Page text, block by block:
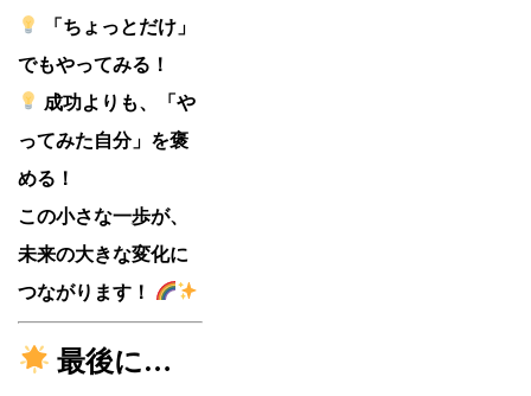
「ちょっとだけ」
でもやってみる！
成功よりも、「や
ってみた自分」を褒
める！
この小さな一歩が、
未来の大きな変化に
つながります！
最後に…